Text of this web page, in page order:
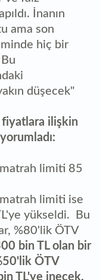
İnanın
ama son
hiç bir
düşecek"
fiyatlara ilişkin
limiti 85
limiti ise
yükseldi. Bu
%80'lik ÖTV
bin TL olan bir
ÖTV
TL'ye inecek.